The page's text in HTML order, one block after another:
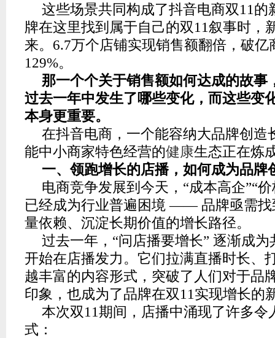
这些场景共同构成了抖音电商双11的
牌在这里找到属于自己的双11叙事时，
来。6.7万个店铺实现销售额翻倍，破亿
129%。
那一个个关于销售额如何达成的故事
过去一年中发生了哪些变化，而这些变
本身更重要。
在抖音电商，一个能容纳大品牌创造
能中小商家特色经营的健康生态正在炼
一、领跑增长的店播，如何成为品牌
电商竞争发展到今天，“成本高企”“
已经成为行业普遍困境 —— 品牌亟需找
量依赖、沉淀长期价值的增长路径。
过去一年，“问店播要增长” 逐渐成
开始在店播发力。它们拉满直播时长、
越丰富的内容形式，突破了人们对于品
印象，也成为了品牌在双11实现增长的
本次双11期间，店播中涌现了许多令
式：